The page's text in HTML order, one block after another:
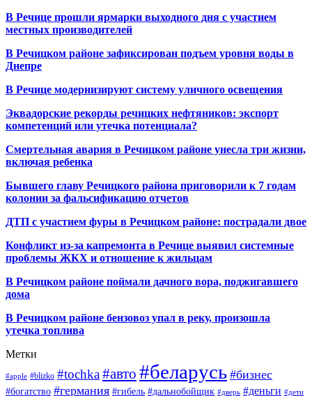
В Речице прошли ярмарки выходного дня с участием
местных производителей
В Речицком районе зафиксирован подъем уровня воды в
Днепре
В Речице модернизируют систему уличного освещения
Эквадорские рекорды речицких нефтяников: экспорт
компетенций или утечка потенциала?
Смертельная авария в Речицком районе унесла три жизни,
включая ребенка
Бывшего главу Речицкого района приговорили к 7 годам
колонии за фальсификацию отчетов
ДТП с участием фуры в Речицком районе: пострадали двое
Конфликт из-за капремонта в Речице выявил системные
проблемы ЖКХ и отношение к жильцам
В Речицком районе поймали дачного вора, поджигавшего
дома
В Речицком районе бензовоз упал в реку, произошла
утечка топлива
Метки
#apple #blizko #tochka#авто #беларусь #бизнес
#богатство #германия #гибель #дальнобойщик #дверь #деньги #дети